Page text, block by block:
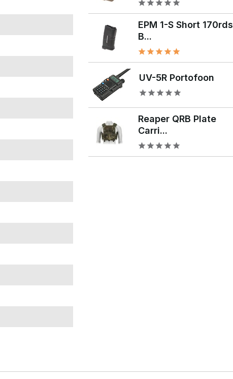
EPM 1-S Short 170rds
B...
UV-5R Portofoon
Reaper QRB Plate
Carri...